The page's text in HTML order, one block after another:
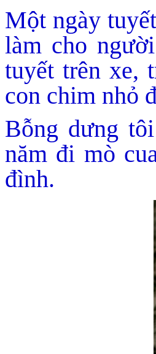
Một ngày
làm cho
tuyết trên xe,
con chim nhỏ
Bỗng dưng
năm đi mò
đình.